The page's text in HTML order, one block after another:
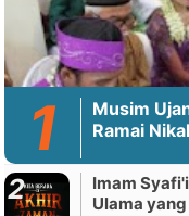
Musim
Ramai
Imam
Ulama